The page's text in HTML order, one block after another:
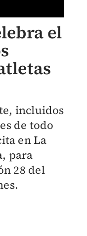
el
incluidos
de todo
en La
para
28 del